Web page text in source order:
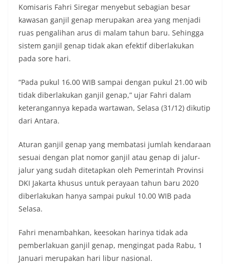
Komisaris Fahri Siregar menyebut sebagian besar
kawasan ganjil genap merupakan area yang menjadi
ruas pengalihan arus di malam tahun baru. Sehingga
sistem ganjil genap tidak akan efektif diberlakukan
pada sore hari.
“Pada pukul 16.00 WIB sampai dengan pukul 21.00 wib
tidak diberlakukan ganjil genap,” ujar Fahri dalam
keterangannya kepada wartawan, Selasa (31/12) dikutip
dari Antara.
Aturan ganjil genap yang membatasi jumlah kendaraan
sesuai dengan plat nomor ganjil atau genap di jalur-
jalur yang sudah ditetapkan oleh Pemerintah Provinsi
DKI Jakarta khusus untuk perayaan tahun baru 2020
diberlakukan hanya sampai pukul 10.00 WIB pada
Selasa.
Fahri menambahkan, keesokan harinya tidak ada
pemberlakuan ganjil genap, mengingat pada Rabu, 1
Januari merupakan hari libur nasional.